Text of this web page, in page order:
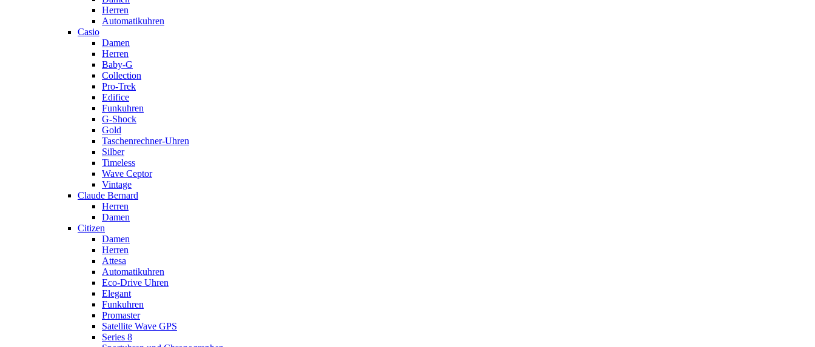
Herren
Automatikuhren
Casio
Damen
Herren
Baby-G
Collection
Pro-Trek
Edifice
Funkuhren
G-Shock
Gold
Taschenrechner-Uhren
Silber
Timeless
Wave Ceptor
Vintage
Claude Bernard
Herren
Damen
Citizen
Damen
Herren
Attesa
Automatikuhren
Eco-Drive Uhren
Elegant
Funkuhren
Promaster
Satellite Wave GPS
Series 8